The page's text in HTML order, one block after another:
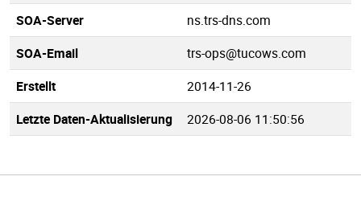
SOA-Server
ns.trs-dns.com
SOA-Email
trs-ops@tucows.com
Erstellt
2014-11-26
Letzte Daten-Aktualisierung
2026-08-06 11:50:56